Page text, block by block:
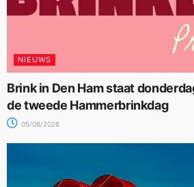
NIEUWS
Brink in Den Ham staat
de tweede Hammerbrinkdag
05/08/2026